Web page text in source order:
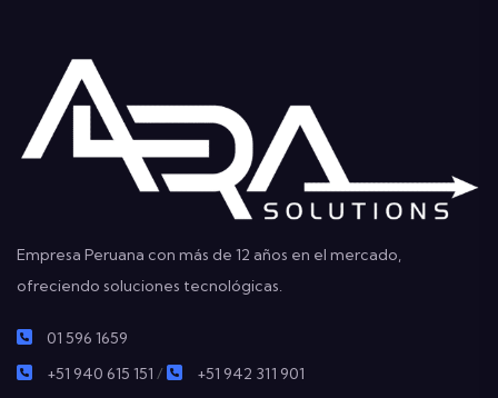
Empresa Peruana con más de 12 años en el mercado,
ofreciendo soluciones tecnológicas.
01 596 1659
+51 940 615 151 /
+51 942 311 901